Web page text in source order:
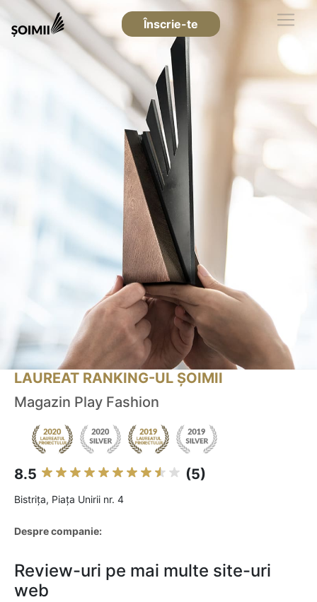
Înscrie-te
LAUREAT RANKING-UL ȘOIMII
Magazin Play Fashion
8.5 (5)
Bistriţa, Piața Unirii nr. 4
Despre companie:
Review-uri pe mai multe site-uri
web